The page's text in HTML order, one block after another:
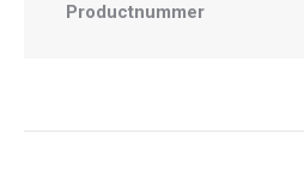
Productnummer